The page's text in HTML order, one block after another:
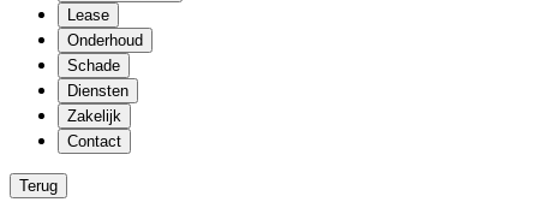
Lease
Onderhoud
Schade
Diensten
Zakelijk
Contact
Terug